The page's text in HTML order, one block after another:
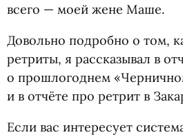
всего — моей жене Маше.
Довольно подробно о том,
ретриты, я рассказывал в
о прошлогоднем «
и в отчёте про ретрит в
Если вас интересует